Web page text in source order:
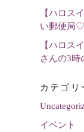
【ハロス
い郵便局
【ハロス
さんの3時
カテゴリ
イベント